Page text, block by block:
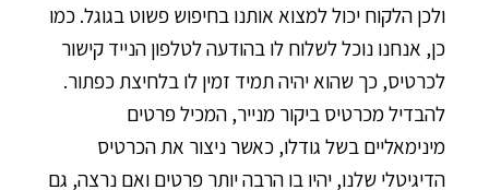
ולכן הלקוח יכול למצוא אותנו בחיפוש פשוט בגוגל. כמו
כן, אנחנו נוכל לשלוח לו בהודעה לטלפון הנייד קישור
לכרטיס, כך שהוא יהיה תמיד זמין לו בלחיצת כפתור.
להבדיל מכרטיס ביקור מנייר, המכיל פרטים
מינימאליים בשל גודלו, כאשר ניצור את הכרטיס
הדיגיטלי שלנו, יהיו בו הרבה יותר פרטים ואם נרצה, גם